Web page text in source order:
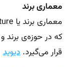
معماری برند
که در حوزه‌ی برند
قرار می‌گیرد. دیوید